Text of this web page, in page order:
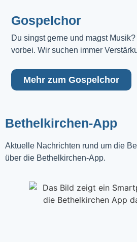
Gospelchor
Du singst gerne und magst
vorbei. Wir suchen immer
Mehr zum Gospelchor
Bethelkirchen-App
Aktuelle Nachrichten rund um die
über die Bethelkirchen-App.